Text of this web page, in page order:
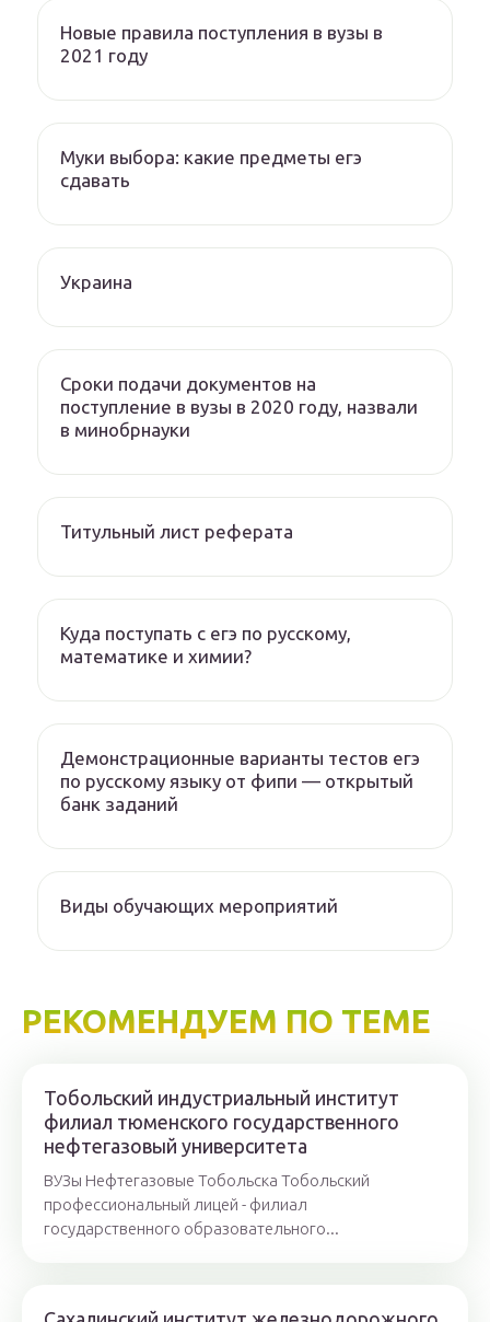
Новые правила поступления в вузы в
2021 году
Муки выбора: какие предметы егэ
сдавать
Украина
Сроки подачи документов на
поступление в вузы в 2020 году, назвали
в минобрнауки
Титульный лист реферата
Куда поступать с егэ по русскому,
математике и химии?
Демонстрационные варианты тестов егэ
по русскому языку от фипи — открытый
банк заданий
Виды обучающих мероприятий
РЕКОМЕНДУЕМ ПО ТЕМЕ
Тобольский индустриальный институт
филиал тюменского государственного
нефтегазовый университета
ВУЗы Нефтегазовые Тобольска Тобольский
профессиональный лицей - филиал
государственного образовательного...